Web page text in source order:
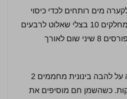
מים רותחים לכדי כיסוי
ומניחים בצד. מחלקים 10 בצלי שאלוט לרבעים
ומניחים בצד. פורסים 8 שיני שום לאורך
במחבת רחבה על להבה בינונית מחממים 2
שמן 2 דקות. כשהשמן חם מוסיפים את